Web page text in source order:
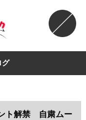
グ
ト解禁 自粛ムー